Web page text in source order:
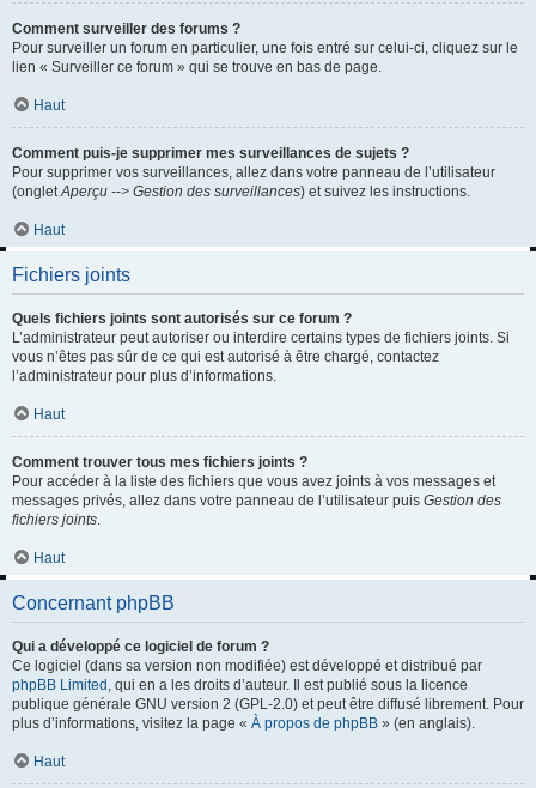
Comment surveiller des forums ?
Pour surveiller un forum en particulier, une fois entré sur celui-ci, cliquez sur le
lien « Surveiller ce forum » qui se trouve en bas de page.
Haut
Comment puis-je supprimer mes surveillances de sujets ?
Pour supprimer vos surveillances, allez dans votre panneau de l’utilisateur
(onglet Aperçu --> Gestion des surveillances) et suivez les instructions.
Haut
Fichiers joints
Quels fichiers joints sont autorisés sur ce forum ?
L’administrateur peut autoriser ou interdire certains types de fichiers joints. Si
vous n’êtes pas sûr de ce qui est autorisé à être chargé, contactez
l’administrateur pour plus d’informations.
Haut
Comment trouver tous mes fichiers joints ?
Pour accéder à la liste des fichiers que vous avez joints à vos messages et
messages privés, allez dans votre panneau de l’utilisateur puis Gestion des
fichiers joints
Haut
Concernant phpBB
Qui a développé ce logiciel de forum ?
Ce logiciel (dans sa version non modifiée) est développé et distribué par
phpBB Limited , qui en a les droits d’auteur. Il est publié sous la licence
publique générale GNU version 2 (GPL-2.0) et peut être diffusé librement. Pour
plus d’informations, visitez la page « À propos de phpBB » (en anglais).
Haut